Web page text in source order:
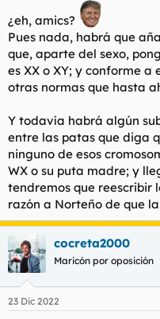
¿eh, amics?
Pues nada, habrá que
que, aparte del sexo,
es XX o XY; y conforme
otras normas que hasta
Y todavía habrá algún
entre las patas que diga
ninguno de esos
WX o su puta madre; y
tendremos que reescribir
razón a Norteño de que
cocreta2000
Maricón por oposición
23 Dic 2022